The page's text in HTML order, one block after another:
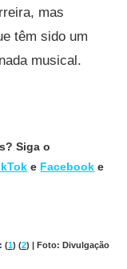
mas
têm sido um
musical.
Siga o
e Facebook e
(1) (2) | Foto: Divulgação